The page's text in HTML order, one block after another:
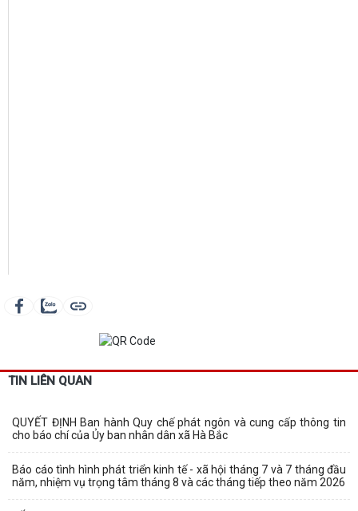
TIN LIÊN QUAN
QUYẾT ĐỊNH Ban hành Quy chế phát ngôn và cung cấp thông tin
cho báo chí của Ủy ban nhân dân xã Hà Bắc
Báo cáo tình hình phát triển kinh tế - xã hội tháng 7 và 7 tháng đầu
năm, nhiệm vụ trọng tâm tháng 8 và các tháng tiếp theo năm 2026